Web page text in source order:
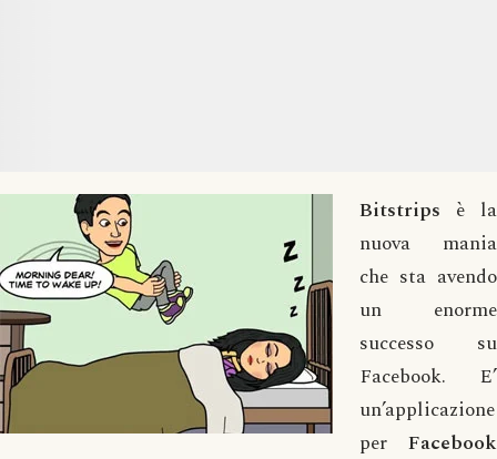
Bitstrips è la
nuova mania
che sta avendo
un enorme
successo su
Facebook. E’
un’applicazione
per Facebook